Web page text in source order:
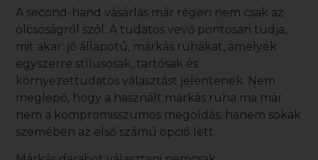
A second-hand vásárlás már régen nem csak az
olcsóságról szól. A tudatos vevő pontosan tudja,
mit akar: jó állapotú, márkás ruhákat, amelyek
egyszerre stílusosak, tartósak és
környezettudatos választást jelentenek. Nem
meglepő, hogy a használt márkás ruha ma már
nem a kompromisszumos megoldás, hanem sokak
szemében az első számú opció lett.